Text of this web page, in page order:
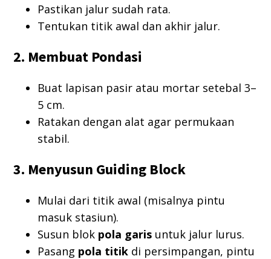
Pastikan jalur sudah rata.
Tentukan titik awal dan akhir jalur.
2. Membuat Pondasi
Buat lapisan pasir atau mortar setebal 3–
5 cm.
Ratakan dengan alat agar permukaan
stabil.
3. Menyusun Guiding Block
Mulai dari titik awal (misalnya pintu
masuk stasiun).
Susun blok pola garis untuk jalur lurus.
Pasang pola titik di persimpangan, pintu